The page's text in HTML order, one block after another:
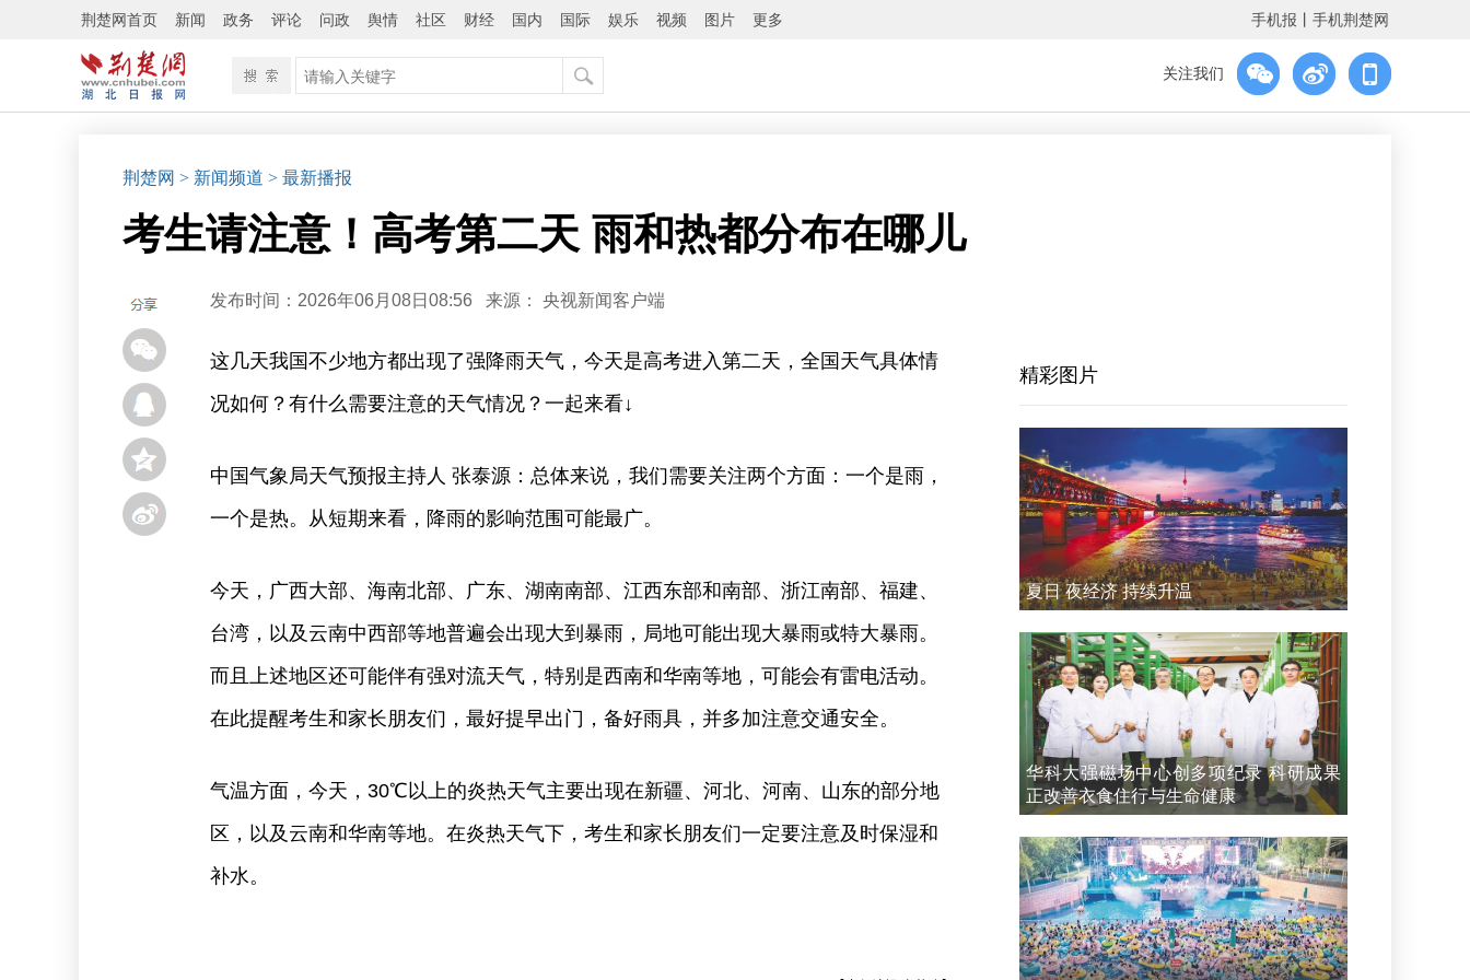
荆楚网首页 新闻 政务 评论 问政 舆情 社区 财经 国内 国际 娱乐 视频 图片 更多 手机报 手机荆楚网
关注我们
荆楚网 > 新闻频道 > 最新播报
考生请注意！高考第二天 雨和热都分布在哪儿
发布时间：2026年06月08日08:56 来源： 央视新闻客户端
这几天我国不少地方都出现了强降雨天气，今天是高考进入第二天，全国天气具体情
况如何？有什么需要注意的天气情况？一起来看↓
中国气象局天气预报主持人 张泰源：总体来说，我们需要关注两个方面：一个是雨，
一个是热。从短期来看，降雨的影响范围可能最广。
今天，广西大部、海南北部、广东、湖南南部、江西东部和南部、浙江南部、福建、
台湾，以及云南中西部等地普遍会出现大到暴雨，局地可能出现大暴雨或特大暴雨。
而且上述地区还可能伴有强对流天气，特别是西南和华南等地，可能会有雷电活动。
在此提醒考生和家长朋友们，最好提早出门，备好雨具，并多加注意交通安全。
气温方面，今天，30℃以上的炎热天气主要出现在新疆、河北、河南、山东的部分地
区，以及云南和华南等地。在炎热天气下，考生和家长朋友们一定要注意及时保湿和
补水。
精彩图片
夏日 夜经济 持续升温
华科大强磁场中心创多项纪录 科研成果
正改善衣食住行与生命健康